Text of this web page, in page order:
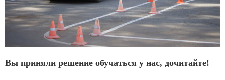
Вы приняли решение обучаться у нас, дочитайте!